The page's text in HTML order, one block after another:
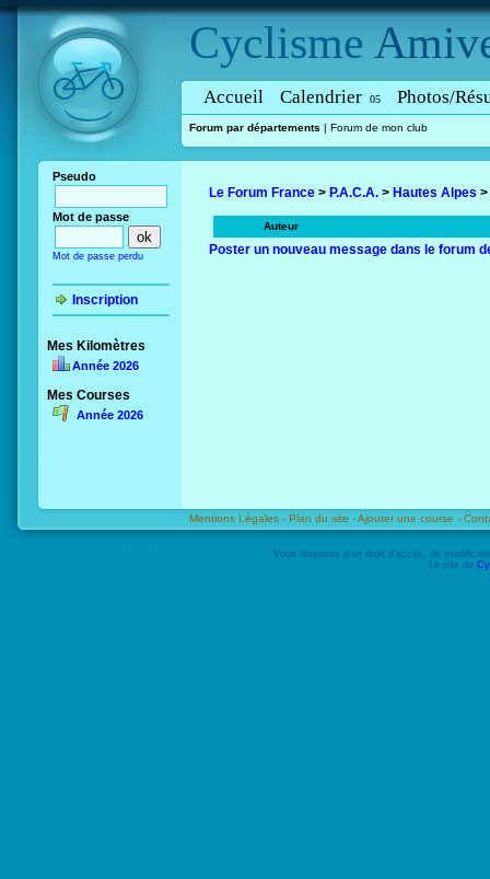
Cyclisme
Accueil Calendrier 05 Photos/
Forum par départements | Forum de mon club
Pseudo
Mot de passe
Mot de passe perdu
Inscription
Mes Kilomètres
Année 2026
Mes Courses
Année 2026
Le Forum France > P.A.C.A. > Hautes Alpes
Auteur
Poster un nouveau message dans le forum
Mentions Légales - Plan du site -Ajouter une course -
Vous disposez d'un droit d'accès, de
Le site de